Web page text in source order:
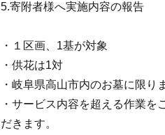
5.寄附者様へ実施内容の報告
・１区画、1基が対象
・供花は1対
・岐阜県高山市内のお墓に限り
・サービス内容を超える作業を
だきます。